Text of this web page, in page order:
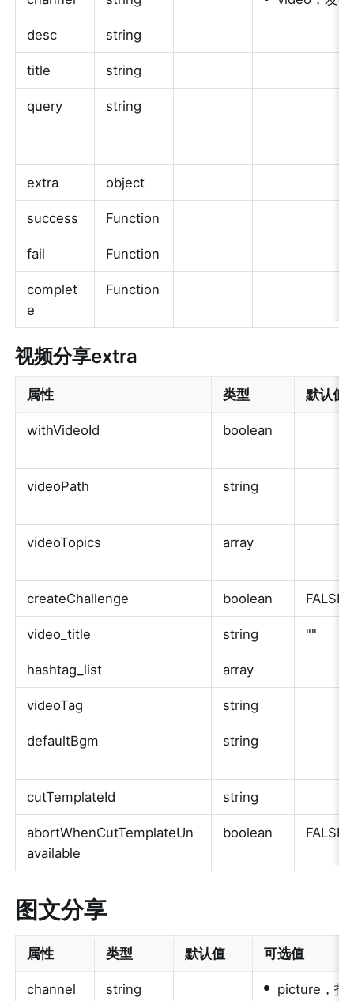
desc string
title string
query string
extra object
success Function
fail Function
complet
e
Function
视频分享extra
属性 类型 默认值
withVideoId boolean
videoPath string
videoTopics array
createChallenge boolean FALSE
video_title string ""
hashtag_list array
videoTag string
defaultBgm string
cutTemplateId string
abortWhenCutTemplateUn
available
boolean FALSE
图文分享
属性 类型 默认值 可选值
channel string • picture，指